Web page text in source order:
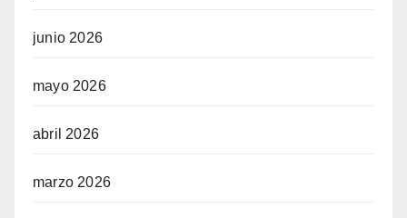
junio 2026
mayo 2026
abril 2026
marzo 2026